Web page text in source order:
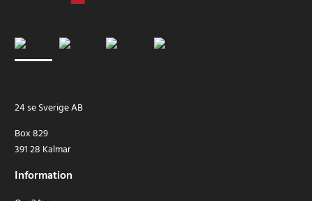
24 se Sverige AB
Box 829
391 28 Kalmar
Information